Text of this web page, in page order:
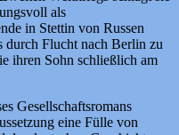
als
in Stettin von Russen
durch Flucht nach Berlin zu
ihren Sohn schließlich am
Gesellschaftsromans
eine Fülle von